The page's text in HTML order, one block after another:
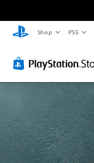
Shop PS5